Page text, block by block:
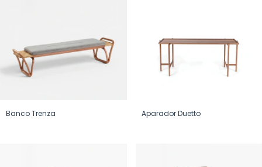
Banco Trenza Aparador Duetto